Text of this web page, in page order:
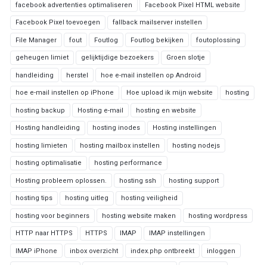
facebook advertenties optimaliseren Facebook Pixel HTML website
Facebook Pixel toevoegen fallback mailserver instellen
File Manager fout Foutlog Foutlog bekijken foutoplossing
geheugen limiet gelijktijdige bezoekers Groen slotje
handleiding herstel hoe e-mail instellen op Android
hoe e-mail instellen op iPhone Hoe upload ik mijn website hosting
hosting backup Hosting e-mail hosting en website
Hosting handleiding hosting inodes Hosting instellingen
hosting limieten hosting mailbox instellen hosting nodejs
hosting optimalisatie hosting performance
Hosting probleem oplossen. hosting ssh hosting support
hosting tips hosting uitleg hosting veiligheid
hosting voor beginners hosting website maken hosting wordpress
HTTP naar HTTPS HTTPS IMAP IMAP instellingen
IMAP iPhone inbox overzicht index.php ontbreekt inloggen